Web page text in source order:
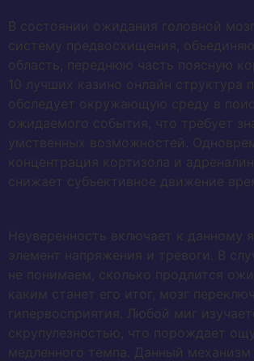
В состоянии ожидания головной мозг
систему предвосхищения,
область, переднюю часть поясную
10 лучших казино онлайн структура
обследует окружающую среду в
ожидаемого события, что требует
умственных возможностей.
концентрация кортизола и
снижает субъективное движение
Неуверенность включает к данному
элемент напряжения и тревоги. В
не понимаем, сколько продлится
каким станет его итог, мозг
гипервосприятия. Любой миг
скрупулезностью, что порождает
медленного темпа. Данный механизм